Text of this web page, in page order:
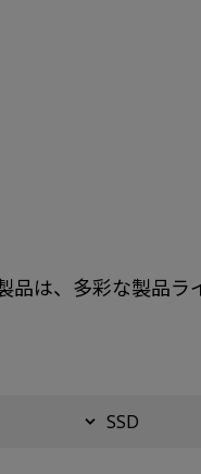
品は、多彩な製品
SSD